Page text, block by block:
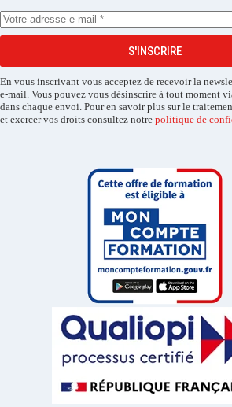
S'INSCRIRE
En vous inscrivant vous acceptez de recevoir la
e-mail. Vous pouvez vous désinscrire à tout moment
dans chaque envoi. Pour en savoir plus sur le
et exercer vos droits consultez notre politique de